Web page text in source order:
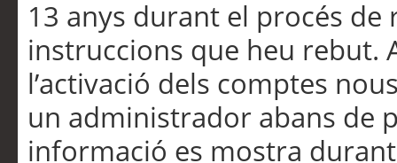
13 anys durant el procés de
instruccions que heu rebut.
l’activació dels comptes
un administrador abans de
informació es mostra